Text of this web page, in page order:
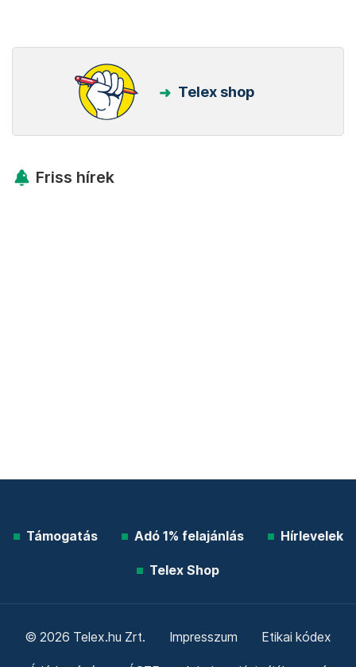
Telex shop
Friss hírek
Támogatás Adó 1% felajánlás Hírlevelek
Telex Shop
© 2026 Telex.hu Zrt. Impresszum Etikai kódex